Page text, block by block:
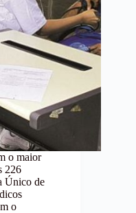
o maior
226
Único de
o